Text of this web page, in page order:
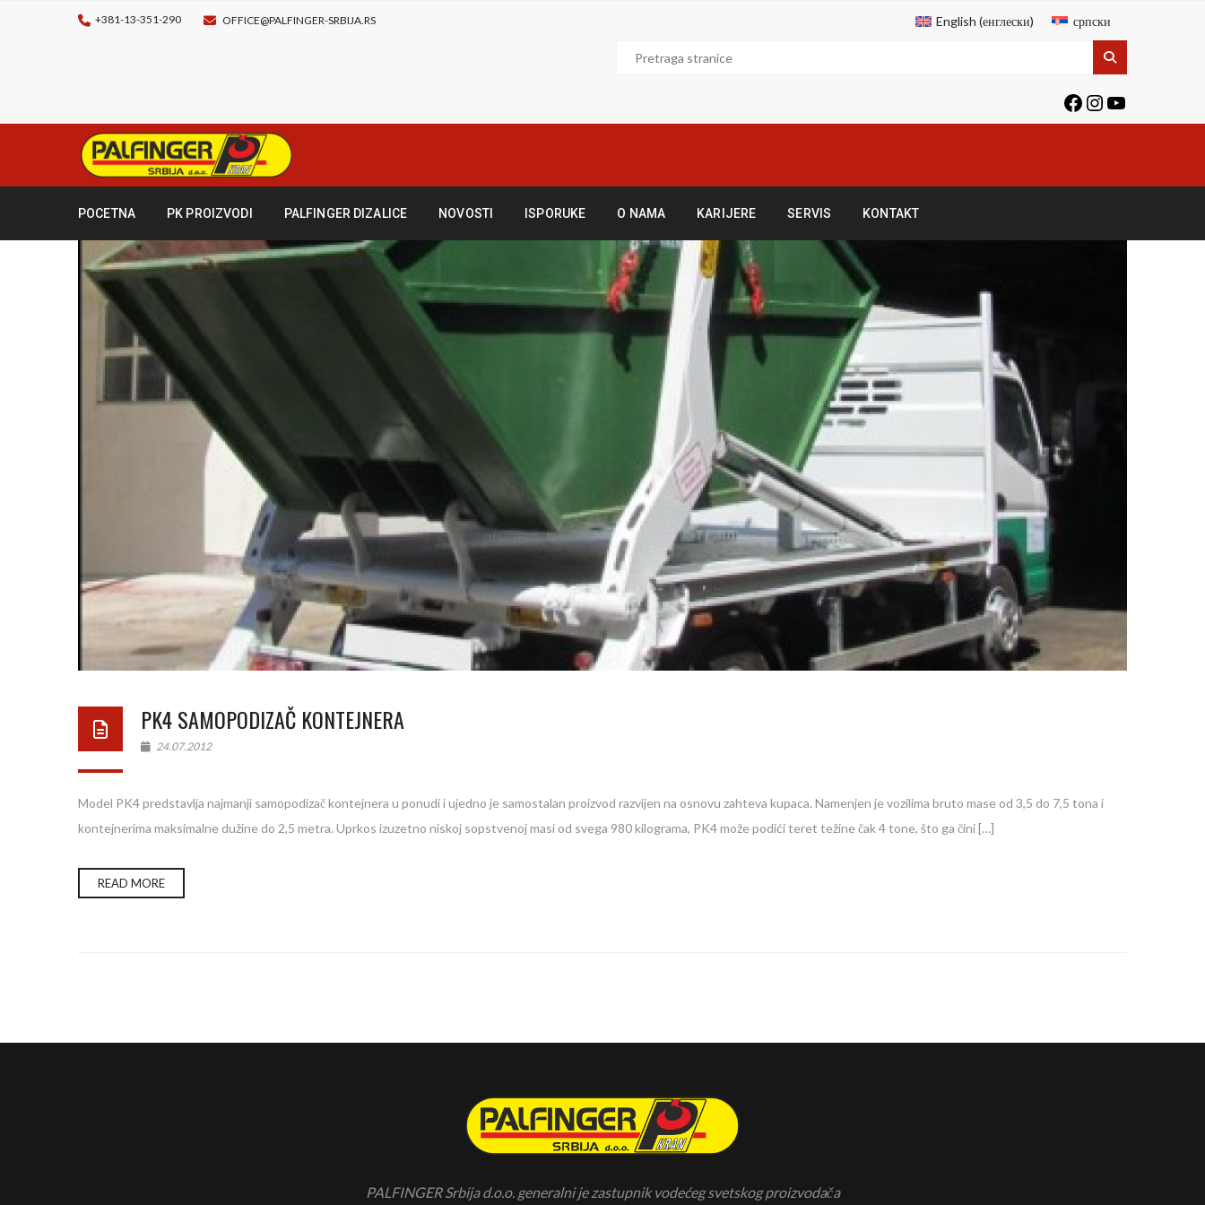
+381-13-351-290 OFFICE@PALFINGER-SRBIJA.RS English (енглески) српски
POCETNA PK PROIZVODI PALFINGER DIZALICE NOVOSTI ISPORUKE O NAMA KARIJERE SERVIS KONTAKT
PK4 SAMOPODIZAČ KONTEJNERA
24.07.2012
Model PK4 predstavlja najmanji samopodizač kontejnera u ponudi i ujedno je samostalan proizvod razvijen na osnovu zahteva kupaca. Namenjen je vozilima bruto mase od 3,5 do 7,5 tona i
kontejnerima maksimalne dužine do 2,5 metra. Uprkos izuzetno niskoj sopstvenoj masi od svega 980 kilograma, PK4 može podići teret težine čak 4 tone, što ga čini […]
READ MORE
PALFINGER Srbija d.o.o. generalni je zastupnik vodećeg svetskog proizvodača